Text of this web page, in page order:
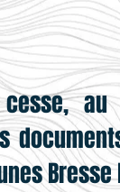
au
Bresse